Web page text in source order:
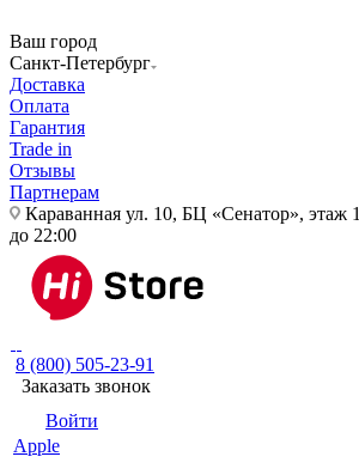
Ваш город
Санкт-Петербург
Доставка
Оплата
Гарантия
Trade in
Отзывы
Партнерам
Караванная ул. 10, БЦ «Сенатор», этаж 1
до 22:00
8 (800) 505-23-91
Заказать звонок
Войти
Apple